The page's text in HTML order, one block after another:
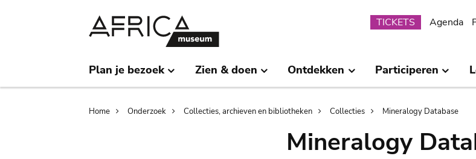
Submenu
TICKETS Agenda
Plan je bezoek Zien & doen Ontdekken Participeren
Breadcrumb
Home Onderzoek Collecties, archieven en bibliotheken Collecties Mineralogy Database
Mineralogy